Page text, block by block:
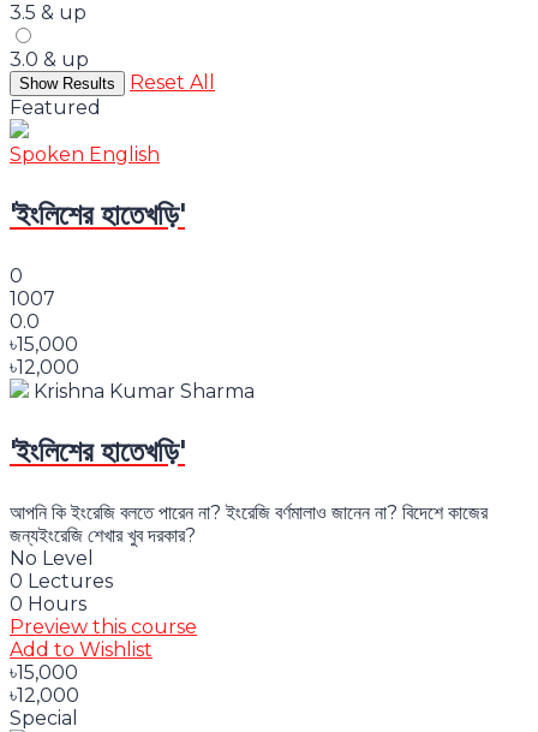
3.5 & up
3.0 & up
Reset All
Featured
Spoken English
'ইংলিশের হাতেখড়ি'
0
1007
0.0
৳15,000
৳12,000
Krishna Kumar Sharma
'ইংলিশের হাতেখড়ি'
আপনি কি ইংরেজি বলতে পারেন না? ইংরেজি বর্ণমালাও জানেন না? বিদেশে কাজের
জন্যইংরেজি শেখার খুব দরকার?
No Level
0 Lectures
0 Hours
Preview this course
Add to Wishlist
৳15,000
৳12,000
Special